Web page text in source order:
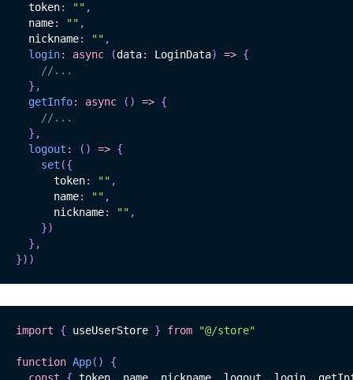
  token
: "" ,
  name
: "" ,
  nickname
: "" ,
login: async (data: LoginData) => {
//...
} ,
getInfo: async ( ) => {
//...
} ,
logout : ( ) => {
set ({
      token
: "" ,
      name
: "" ,
      nickname
: "" ,
})
} ,
}) )
import { useUserStore } from "@/store"
function App( )
{